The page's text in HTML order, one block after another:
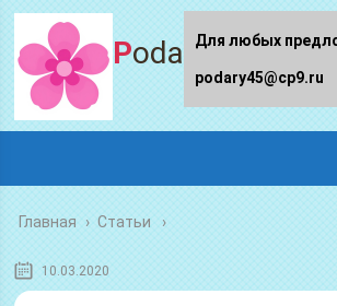
Podary45.ru
Главная › Статьи
10.03.2020
Для любых
podary45@cp9.ru